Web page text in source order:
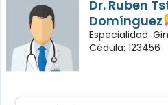
Dr. Ruben
Domínguez
Especialidad:
Cédula: 123456